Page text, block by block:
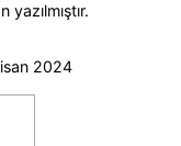
yazılmıştır.
2024